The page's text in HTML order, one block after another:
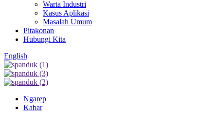
Warta Industri
Kasus Aplikasi
Masalah Umum
Pitakonan
Hubungi Kita
English
Ngarep
Kabar